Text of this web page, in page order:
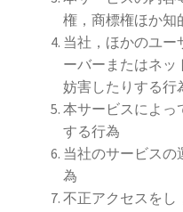
権，商標権ほか知
当社，ほかのユー
ーバーまたはネッ
妨害したりする行
本サービスによっ
する行為
当社のサービスの
為
不正アクセスをし